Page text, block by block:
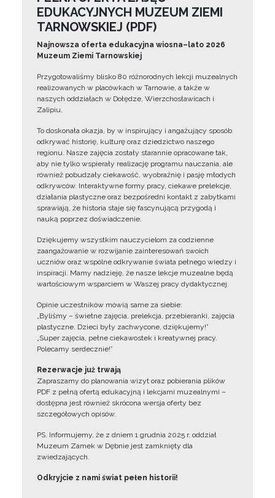
EDUKACYJNYCH MUZEUM ZIEMI
TARNOWSKIEJ (PDF)
Najnowsza oferta edukacyjna wiosna–lato 2026
Muzeum Ziemi Tarnowskiej
Przygotowaliśmy blisko 80 różnorodnych lekcji muzealnych
realizowanych w placówkach w Tarnowie, a także w
naszych oddziałach w Dołędze, Wierzchosławicach i
Zalipiu.
To doskonała okazja, by w inspirujący i angażujący sposób
odkrywać historię, kulturę oraz dziedzictwo naszego
regionu. Nasze zajęcia zostały starannie opracowane tak,
aby nie tylko wspierały realizację programu nauczania, ale
również pobudzały ciekawość, wyobraźnię i pasję młodych
odkrywców. Interaktywne formy pracy, ciekawe prelekcje,
działania plastyczne oraz bezpośredni kontakt z zabytkami
sprawiają, że historia staje się fascynującą przygodą i
nauką poprzez doświadczenie.
Dziękujemy wszystkim nauczycielom za codzienne
zaangażowanie w rozwijanie zainteresowań swoich
uczniów oraz wspólne odkrywanie świata pełnego wiedzy i
inspiracji. Mamy nadzieję, że nasze lekcje muzealne będą
wartościowym wsparciem w Waszej pracy dydaktycznej.
Opinie uczestników mówią same za siebie:
„Byliśmy – świetne zajęcia, prelekcja, przebieranki, zajęcia
plastyczne. Dzieci były zachwycone, dziękujemy!”
„Super zajęcia, pełne ciekawostek i kreatywnej pracy.
Polecamy serdecznie!”
Rezerwacje już trwają
Zapraszamy do planowania wizyt oraz pobierania plików
PDF z pełną ofertą edukacyjną i lekcjami muzealnymi –
dostępna jest również skrócona wersja oferty bez
szczegółowych opisów.
PS. Informujemy, że z dniem 1 grudnia 2025 r. oddział
Muzeum Zamek w Dębnie jest zamknięty dla
zwiedzających.
Odkryjcie z nami świat pełen historii!